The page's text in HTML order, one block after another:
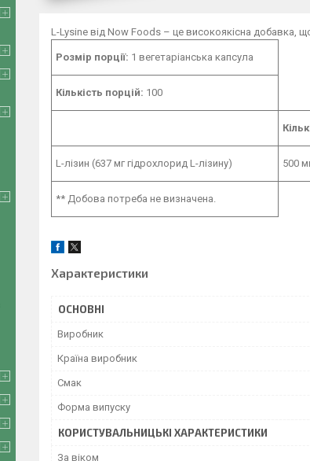
L-Lysine від Now Foods – це високоякісна добавка,
Розмір порції: 1 вегетаріанська капсула
Кількість порцій: 100
L-лізин (637 мг гідрохлорид L-лізину) 500
** Добова потреба не визначена.
Характеристики
ОСНОВНІ
Виробник
Країна виробник
Смак
Форма випуску
КОРИСТУВАЛЬНИЦЬКІ ХАРАКТЕРИСТИКИ
За віком